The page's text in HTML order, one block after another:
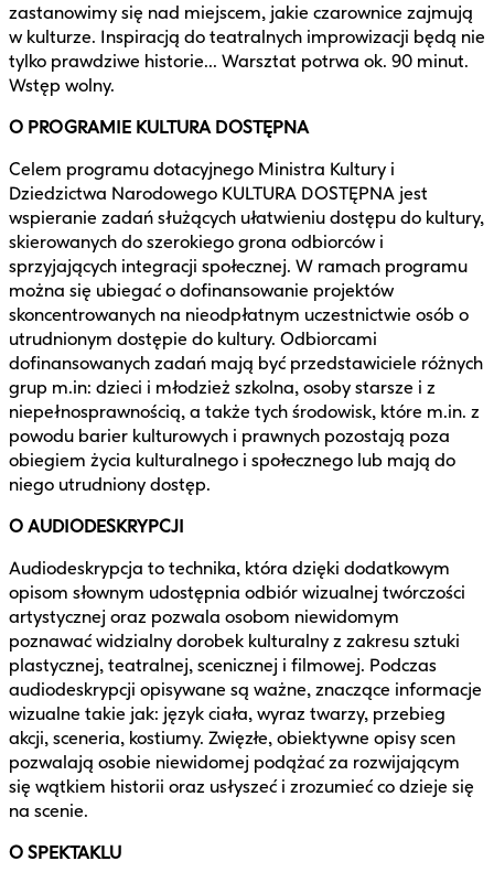
zastanowimy się nad miejscem, jakie czarownice zajmują
w kulturze. Inspiracją do teatralnych improwizacji będą nie
tylko prawdziwe historie... Warsztat potrwa ok. 90 minut.
Wstęp wolny.
O PROGRAMIE KULTURA DOSTĘPNA
Celem programu dotacyjnego Ministra Kultury i
Dziedzictwa Narodowego KULTURA DOSTĘPNA jest
wspieranie zadań służących ułatwieniu dostępu do kultury,
skierowanych do szerokiego grona odbiorców i
sprzyjających integracji społecznej. W ramach programu
można się ubiegać o dofinansowanie projektów
skoncentrowanych na nieodpłatnym uczestnictwie osób o
utrudnionym dostępie do kultury. Odbiorcami
dofinansowanych zadań mają być przedstawiciele różnych
grup m.in: dzieci i młodzież szkolna, osoby starsze i z
niepełnosprawnością, a także tych środowisk, które m.in. z
powodu barier kulturowych i prawnych pozostają poza
obiegiem życia kulturalnego i społecznego lub mają do
niego utrudniony dostęp.
O AUDIODESKRYPCJI
Audiodeskrypcja to technika, która dzięki dodatkowym
opisom słownym udostępnia odbiór wizualnej twórczości
artystycznej oraz pozwala osobom niewidomym
poznawać widzialny dorobek kulturalny z zakresu sztuki
plastycznej, teatralnej, scenicznej i filmowej. Podczas
audiodeskrypcji opisywane są ważne, znaczące informacje
wizualne takie jak: język ciała, wyraz twarzy, przebieg
akcji, sceneria, kostiumy. Zwięzłe, obiektywne opisy scen
pozwalają osobie niewidomej podążać za rozwijającym
się wątkiem historii oraz usłyszeć i zrozumieć co dzieje się
na scenie.
O SPEKTAKLU